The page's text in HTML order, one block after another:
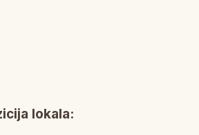
lokala: